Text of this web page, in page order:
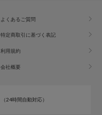
よくあるご質問
特定商取引に基づく表記
利用規約
会社概要
（24時間自動対応）